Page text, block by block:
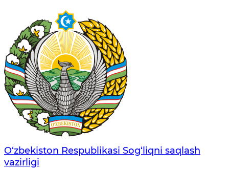
O‘zbеkistоn Rеspublikаsi Sоg‘liqni saqlash
vаzirligi